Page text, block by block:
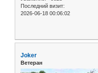
Последний визит:
2026-06-18 00:06:02
Joker
Ветеран